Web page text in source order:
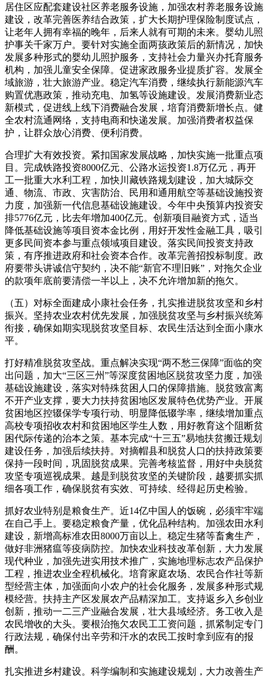
居住区应配套建设社区养老服务设施，加强农村养老服务设施
建设，改革完善医养结合政策，扩大长期护理保险制度试点，
让老年人拥有幸福的晚年，后来人就有可期的未来。婴幼儿照
护事关千家万户。要针对实施全面两孩政策后的新情况，加快
发展多种形式的婴幼儿照护服务，支持社会力量兴办托育服务
机构，加强儿童安全保障。促进家政服务业提质扩容。发展全
域旅游，壮大旅游产业。稳定汽车消费，继续执行新能源汽车
购置优惠政策，推动充电、加氢等设施建设。发展消费新业态
新模式，促进线上线下消费融合发展，培育消费新增长点。健
全农村流通网络，支持电商和快递发展。加强消费者权益保
护，让群众放心消费、便利消费。
合理扩大有效投资。紧扣国家发展战略，加快实施一批重点项
目。完成铁路投资8000亿元、公路水运投资1.8万亿元，再开
工一批重大水利工程，加快川藏铁路规划建设，加大城际交
通、物流、市政、灾害防治、民用和通用航空等基础设施投资
力度，加强新一代信息基础设施建设。今年中央预算内投资安
排5776亿元，比去年增加400亿元。创新项目融资方式，适当
降低基础设施等项目资本金比例，用好开发性金融工具，吸引
更多民间资本参与重点领域项目建设。落实民间投资支持政
策，有序推进政府和社会资本合作。改革完善招投标制度。政
府要带头讲诚信守契约，决不能“新官不理旧账”，对拖欠企业
的款项年底前要清偿一半以上，决不允许增加新的拖欠。
（五）对标全面建成小康社会任务，扎实推进脱贫攻坚和乡村
振兴。坚持农业农村优先发展，加强脱贫攻坚与乡村振兴统筹
衔接，确保如期实现脱贫攻坚目标、农民生活达到全面小康水
平。
打好精准脱贫攻坚战。重点解决实现“两不愁三保障”面临的突
出问题，加大“三区三州”等深度贫困地区脱贫攻坚力度，加强
基础设施建设，落实对特殊贫困人口的保障措施。脱贫致富离
不开产业支撑，要大力扶持贫困地区发展特色优势产业。开展
贫困地区控辍保学专项行动、明显降低辍学率，继续增加重点
高校专项招收农村和贫困地区学生人数，用好教育这个阻断贫
困代际传递的治本之策。基本完成“十三五”易地扶贫搬迁规划
建设任务，加强后续扶持。对摘帽县和脱贫人口的扶持政策要
保持一段时间，巩固脱贫成果。完善考核监督，用好中央脱贫
攻坚专项巡视成果。越是到脱贫攻坚的关键阶段，越要抓实抓
细各项工作，确保脱贫有实效、可持续、经得起历史检验。
抓好农业特别是粮食生产。近14亿中国人的饭碗，必须牢牢端
在自己手上。要稳定粮食产量，优化品种结构。加强农田水利
建设，新增高标准农田8000万亩以上。稳定生猪等畜禽生产，
做好非洲猪瘟等疫病防控。加快农业科技改革创新，大力发展
现代种业，加强先进实用技术推广，实施地理标志农产品保护
工程，推进农业全程机械化。培育家庭农场、农民合作社等新
型经营主体，加强面向小农户的社会化服务，发展多种形式规
模经营。扶持主产区发展农产品精深加工。支持返乡入乡创业
创新，推动一二三产业融合发展，壮大县域经济。务工收入是
农民增收的大头。要根治拖欠农民工工资问题，抓紧制定专门
行政法规，确保付出辛劳和汗水的农民工按时拿到应有的报
酬。
扎实推进乡村建设。科学编制和实施建设规划，大力改善生产